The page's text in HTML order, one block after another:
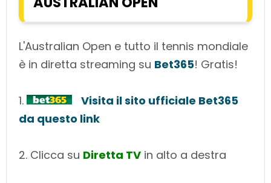
L'Australian Open e tutto il tennis mondiale
è in diretta streaming su Bet365! Gratis!
1.
Visita il sito ufficiale Bet365
da questo link
2. Clicca su Diretta TV in alto a destra